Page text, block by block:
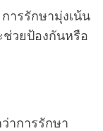
ารรักษามุ่งเน้น
ช่วยป้องกันหรือ
าการรักษา